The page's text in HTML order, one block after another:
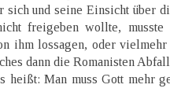
und seine Einsicht über
freigeben wollte, musste
ihm lossagen, oder vielmehr
dann die Romanisten
heißt: Man muss Gott mehr